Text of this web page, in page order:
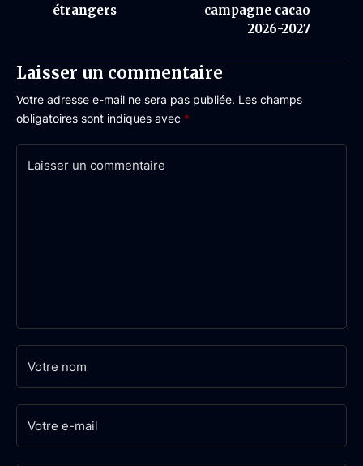
étrangers
campagne cacao
2026-2027
Laisser un commentaire
Votre adresse e-mail ne sera pas publiée. Les champs
obligatoires sont indiqués avec *